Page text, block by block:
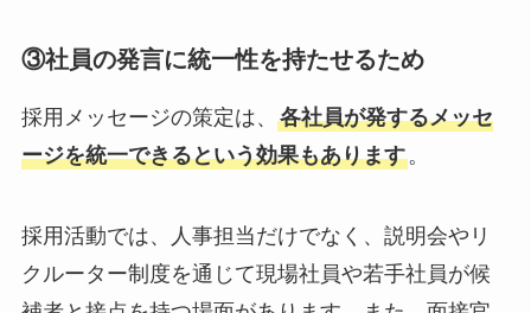
③社員の発言に統一性を持たせるため
採用メッセージの策定は、 各社員が発するメッセ
ージを統一できるという効果もあります。
採用活動では、人事担当だけでなく、説明会やリ
クルーター制度を通じて現場社員や若手社員が候